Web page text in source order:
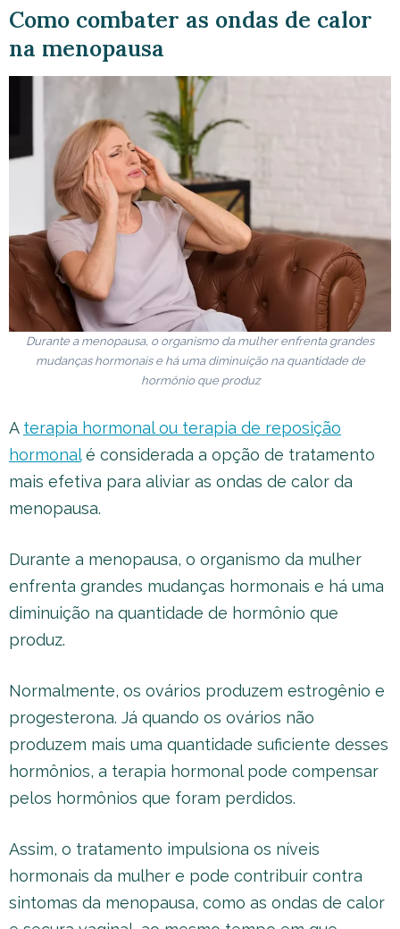
Como combater as ondas de calor
na menopausa
Durante a menopausa, o organismo da mulher enfrenta grandes
mudanças hormonais e há uma diminuição na quantidade de
hormônio que produz
A terapia hormonal ou terapia de reposição
hormonalé considerada a opção de tratamento
mais efetiva para aliviar as ondas de calor da
menopausa.
Durante a menopausa, o organismo da mulher
enfrenta grandes mudanças hormonais e há uma
diminuição na quantidade de hormônio que
produz.
Normalmente, os ovários produzem estrogênio e
progesterona. Já quando os ovários não
produzem mais uma quantidade suficiente desses
hormônios, a terapia hormonal pode compensar
pelos hormônios que foram perdidos.
Assim, o tratamento impulsiona os níveis
hormonais da mulher e pode contribuir contra
sintomas da menopausa, como as ondas de calor